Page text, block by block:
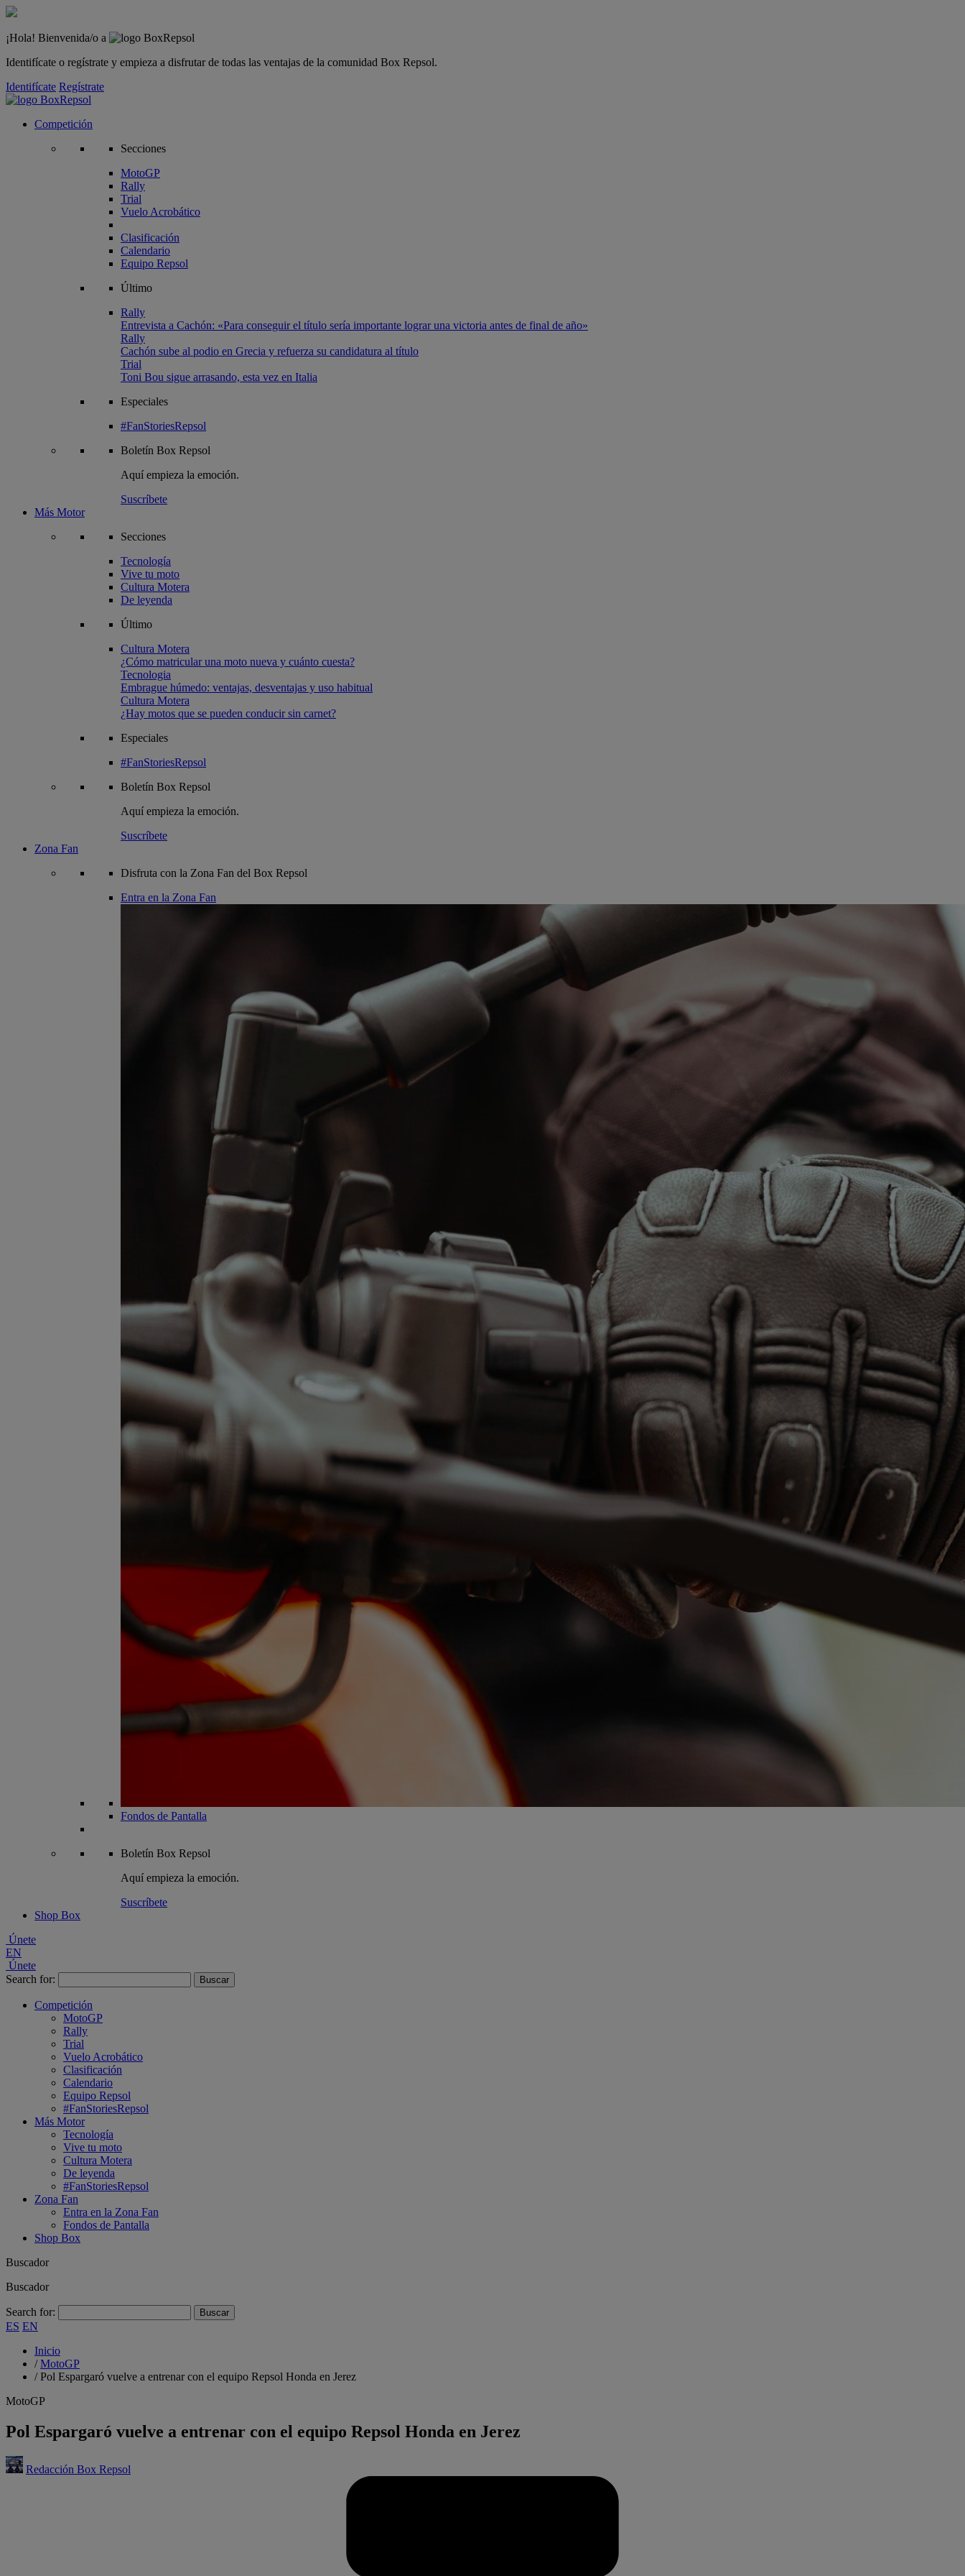
¡Hola! Bienvenida/o a
Identifícate o regístrate y empieza a disfrutar de todas las ventajas de la comunidad Box Repsol.
Identifícate Regístrate
Competición
Secciones
MotoGP
Rally
Trial
Vuelo Acrobático
Clasificación
Calendario
Equipo Repsol
Último
Rally
Entrevista a Cachón: «Para conseguir el título sería importante lograr una victoria antes de final de año»
Rally
Cachón sube al podio en Grecia y refuerza su candidatura al título
Trial
Toni Bou sigue arrasando, esta vez en Italia
Especiales
#FanStoriesRepsol
Boletín Box Repsol
Aquí empieza la emoción.
Suscríbete
Más Motor
Secciones
Tecnología
Vive tu moto
Cultura Motera
De leyenda
Último
Cultura Motera
¿Cómo matricular una moto nueva y cuánto cuesta?
Tecnologia
Embrague húmedo: ventajas, desventajas y uso habitual
Cultura Motera
¿Hay motos que se pueden conducir sin carnet?
Especiales
#FanStoriesRepsol
Boletín Box Repsol
Aquí empieza la emoción.
Suscríbete
Zona Fan
Disfruta con la Zona Fan del Box Repsol
Entra en la Zona Fan
Fondos de Pantalla
Boletín Box Repsol
Aquí empieza la emoción.
Suscríbete
Shop Box
Únete
EN
Únete
Search for:
Competición
MotoGP
Rally
Trial
Vuelo Acrobático
Clasificación
Calendario
Equipo Repsol
#FanStoriesRepsol
Más Motor
Tecnología
Vive tu moto
Cultura Motera
De leyenda
#FanStoriesRepsol
Zona Fan
Entra en la Zona Fan
Fondos de Pantalla
Shop Box
Buscador
Buscador
Search for:
ES EN
Inicio
/MotoGP
/Pol Espargaró vuelve a entrenar con el equipo Repsol Honda en Jerez
MotoGP
Pol Espargaró vuelve a entrenar con el equipo Repsol Honda en Jerez
Redacción Box Repsol